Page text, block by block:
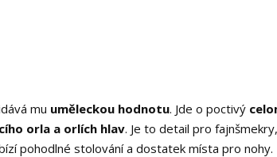
mu uměleckou hodnotu. Jde o poctivý
orla a orlích hlav. Je to detail pro
pohodlné stolování a dostatek místa pro nohy.